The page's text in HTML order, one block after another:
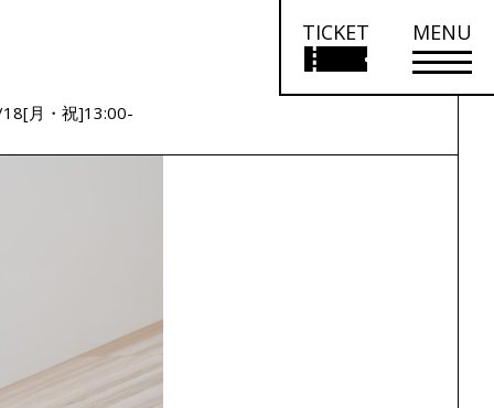
TICKET MENU
月・祝]13:00-